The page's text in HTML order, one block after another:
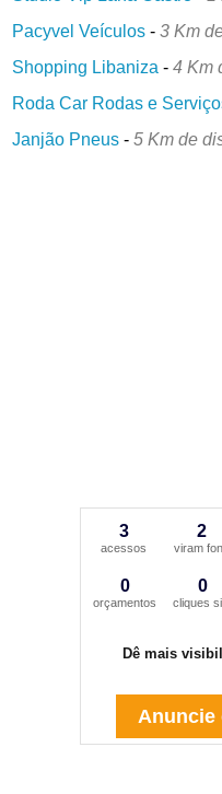
Pacyvel Veículos -3 Km
Shopping Libaniza -4 Km
Roda Car Rodas e
Janjão Pneus -5 Km de
3
acessos
2
viram
0
orçamentos
0
cliques
Dê mais
Anuncie